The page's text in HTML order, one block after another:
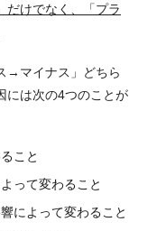
けでなく、「プラ
→マイナス」どちら
には次の4つのことが
こと
って変わること
によって変わること